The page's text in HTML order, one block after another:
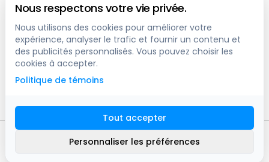
Vancouver
1200 W 73rd Ave #1415, Vancouver, BC, V6P 6G5, Canada
Calgary
444 5 Ave SW #400 Calgary, AB, T2P 2T8, Canada
2016 -2026
Plan du site
Nous respectons votre vie privée.
Nous utilisons des cookies pour améliorer votre
expérience, analyser le trafic et fournir un contenu et
des publicités personnalisés. Vous pouvez choisir les
cookies à accepter.
Politique de témoins
Tout accepter
Personnaliser les préférences